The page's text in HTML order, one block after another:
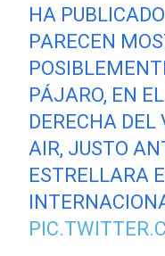
HA
PARECEN
PÁJARO, EN
DERECHA DEL
AIR, JUSTO
ESTRELLARA